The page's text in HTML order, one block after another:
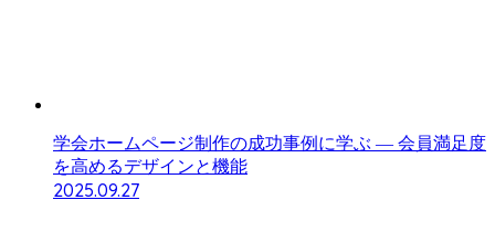
学会ホームページ制作の成功事例に学ぶ ― 会員満足度
を高めるデザインと機能
2025.09.27